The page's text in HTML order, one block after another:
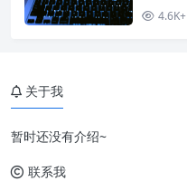
4.6K+
关于我
暂时还没有介绍~
联系我